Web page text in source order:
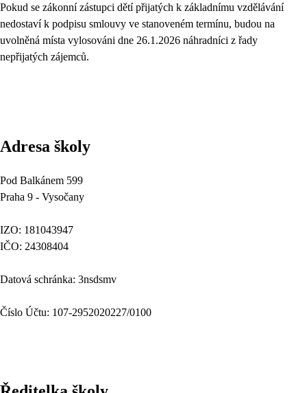
Pokud se zákonní zástupci dětí přijatých k základnímu vzdělávání
nedostaví k podpisu smlouvy ve stanoveném termínu, budou na
uvolněná místa vylosováni dne 26.1.2026 náhradníci z řady
nepřijatých zájemců.
Adresa školy
Pod Balkánem 599
Praha 9 - Vysočany
IZO: 181043947
IČO: 24308404
Datová schránka: 3nsdsmv
Číslo Účtu: 107-2952020227/0100